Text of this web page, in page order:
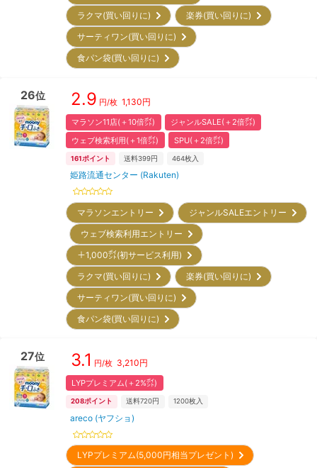
ラクマ(買い回りに)
楽券(買い回りに)
サーティワン(買い回りに)
食パン袋(買い回りに)
26位 2.9 円/枚 1,130円
マラソン11店(＋10倍㌽)
ジャンルSALE(＋2倍㌽)
ウェブ検索利用(＋1倍㌽)
SPU(＋2倍㌽)
161ポイント 送料399円 464枚入
姫路流通センター (Rakuten)
マラソンエントリー
ジャンルSALEエントリー
ウェブ検索利用エントリー
＋1,000㌽(初サービス利用)
ラクマ(買い回りに)
楽券(買い回りに)
サーティワン(買い回りに)
食パン袋(買い回りに)
27位 3.1 円/枚 3,210円
LYPプレミアム(＋2%㌽)
208ポイント 送料720円 1200枚入
areco (ヤフショ)
LYPプレミアム(5,000円相当プレゼント)